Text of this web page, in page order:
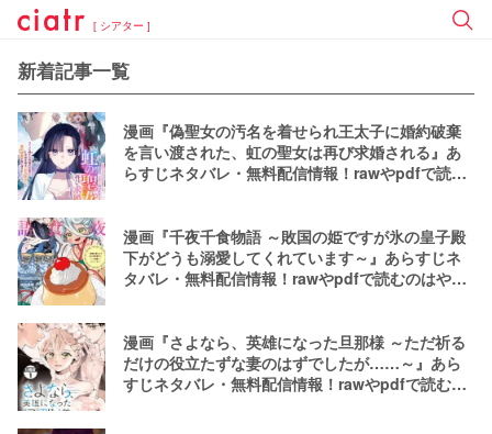
[ シアター ]
新着記事一覧
漫画『偽聖女の汚名を着せられ王太子に婚約破棄
を言い渡された、虹の聖女は再び求婚される』あ
らすじネタバレ・無料配信情報！rawやpdfで読む
漫画『千夜千食物語 ～敗国の姫ですが氷の皇子殿
下がどうも溺愛してくれています～』あらすじネ
タバレ・無料配信情報！rawやpdfで読むのはやめ
漫画『さよなら、英雄になった旦那様 ～ただ祈る
だけの役立たずな妻のはずでしたが……～』あら
すじネタバレ・無料配信情報！rawやpdfで読むの